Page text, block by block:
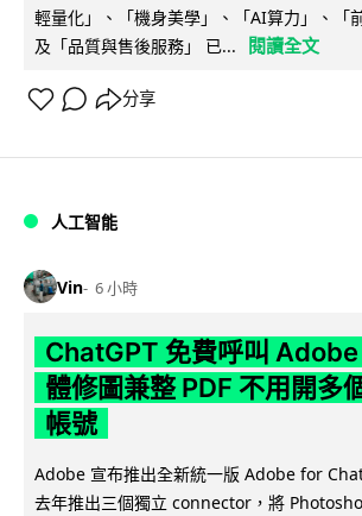
輕量化」、「機身美學」、「AI算力」、「
及「品質與售後服務」 已...
閱讀全文
分享
人工智能
Vin 6 小時
ChatGPT 免費呼叫
體修圖兼整 PDF 不用開多
帳號
Adobe 宣布推出全新統一版 Adobe for
去年推出三個獨立 connector，將